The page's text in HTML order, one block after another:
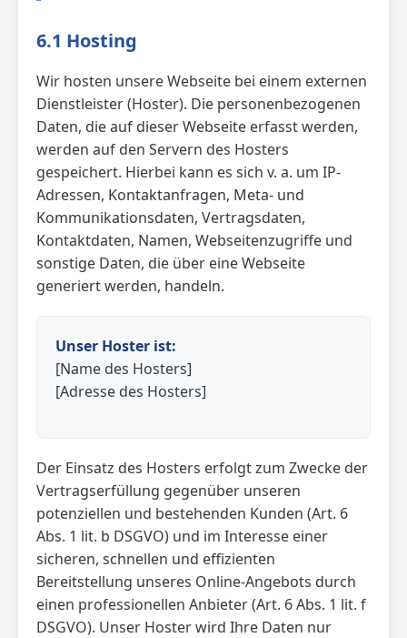
6.1 Hosting
Wir hosten unsere Webseite bei einem externen
Dienstleister (Hoster). Die personenbezogenen
Daten, die auf dieser Webseite erfasst werden,
werden auf den Servern des Hosters
gespeichert. Hierbei kann es sich v. a. um IP-
Adressen, Kontaktanfragen, Meta- und
Kommunikationsdaten, Vertragsdaten,
Kontaktdaten, Namen, Webseitenzugriffe und
sonstige Daten, die über eine Webseite
generiert werden, handeln.
Unser Hoster ist:
[Name des Hosters]
[Adresse des Hosters]
Der Einsatz des Hosters erfolgt zum Zwecke der
Vertragserfüllung gegenüber unseren
potenziellen und bestehenden Kunden (Art. 6
Abs. 1 lit. b DSGVO) und im Interesse einer
sicheren, schnellen und effizienten
Bereitstellung unseres Online-Angebots durch
einen professionellen Anbieter (Art. 6 Abs. 1 lit. f
DSGVO). Unser Hoster wird Ihre Daten nur